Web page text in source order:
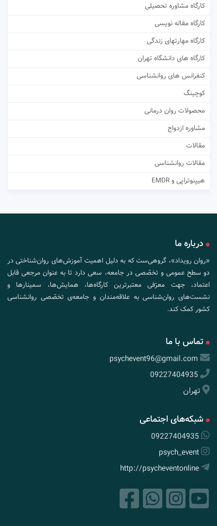
کارگاه مشاوره تحصیلی
کارگاه مقاله نویسی
کارگاه مهارتهای زندگی
کارگاه های دانشگاه تهران
کنفرانس های روانشناسی
کوچینگ
محصولات روان درمانی
مشاوره ازدواج
مقالات
مقالات روانشناسی
هیپنوتراپی و EMDR
درباره ما
«روان رویداد»، گروهی‌ست که به دلیل اهمیت آموزش‌های روان‌شناختی در
دو سطح عمومی و تخصّصی در جامعه، سعی دارد تا به عنوان مرجعی قابل
اعتماد، جهت معرّفی معتبرترین کارگاه‌ها، همایش‌ها، سمینارها و
نشست‌های روان‌شناسی به علاقه‌مندان و جامعه‌ی تخصّصی روانشناسی
کشور کمک کند.
تماس با ما
psychevent96@gmail.com
09227404935
تهران
شبکه‌های اجتماعی
09227404935
psych_event
http://psycheventonline